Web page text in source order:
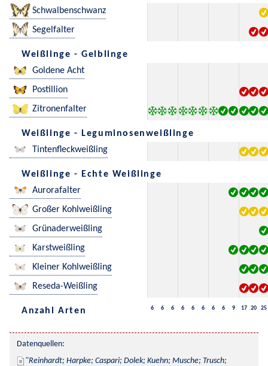
Schwalbenschwanz
Segelfalter
Weißlinge - Gelblinge
Goldene Acht
Postillion
Zitronenfalter
Weißlinge - Leguminosenweißlinge
Tintenfleckweißling
Weißlinge - Echte Weißlinge
Aurorafalter
Großer Kohlweißling
Grünaderweißling
Karstweißling
Kleiner Kohlweißling
Reseda-Weißling
Anzahl Arten 6 6 6 6 6 6 6 6 9 17 20 25
Datenquellen:
Reinhardt; Harpke; Caspari; Dolek; Kuehn; Musche; Trusch;